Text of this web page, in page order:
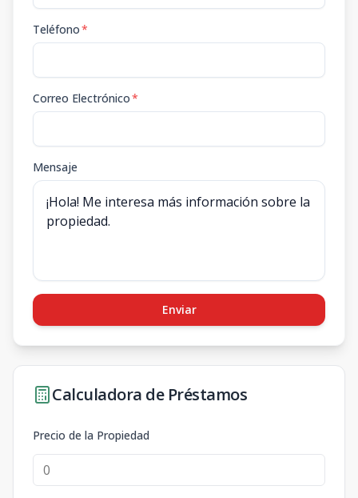
Teléfono*
Correo Electrónico*
Mensaje
Enviar
Calculadora de Préstamos
Precio de la Propiedad